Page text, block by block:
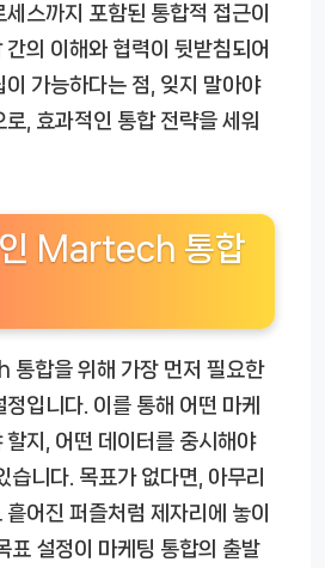
스까지 포함된 통합적 접근이
의 이해와 협력이 뒷받침되어
이 가능하다는 점, 잊지 말아야
, 효과적인 통합 전략을 세워
Martech 통합
합을 위해 가장 먼저 필요한
입니다. 이를 통해 어떤 마케
할지, 어떤 데이터를 중시해야
습니다. 목표가 없다면, 아무리
어진 퍼즐처럼 제자리에 놓이
표 설정이 마케팅 통합의 출발